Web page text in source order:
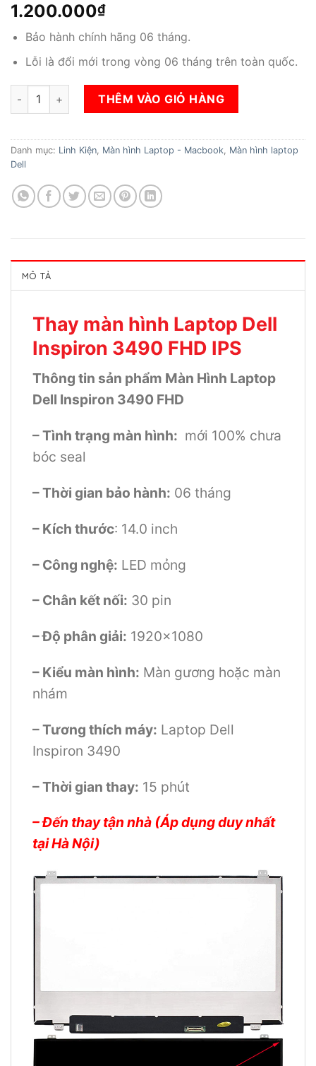
1.200.000₫
Bảo hành chính hãng 06 tháng.
Lỗi là đổi mới trong vòng 06 tháng trên toàn quốc.
Thay màn hình Laptop Dell Inspiron 3490 FHD IPS số lượng
THÊM VÀO GIỎ HÀNG
Danh mục: Linh Kiện, Màn hình Laptop - Macbook, Màn hình laptop
Dell
MÔ TẢ
Thay màn hình Laptop Dell
Inspiron 3490 FHD IPS
Thông tin sản phẩm Màn Hình Laptop
Dell Inspiron 3490 FHD
– Tình trạng màn hình: mới 100% chưa
bóc seal
– Thời gian bảo hành: 06 tháng
– Kích thước: 14.0 inch
– Công nghệ: LED mỏng
– Chân kết nối: 30 pin
– Độ phân giải: 1920×1080
– Kiểu màn hình: Màn gương hoặc màn
nhám
– Tương thích máy: Laptop Dell
Inspiron 3490
– Thời gian thay: 15 phút
– Đến thay tận nhà (Áp dụng duy nhất
tại Hà Nội)